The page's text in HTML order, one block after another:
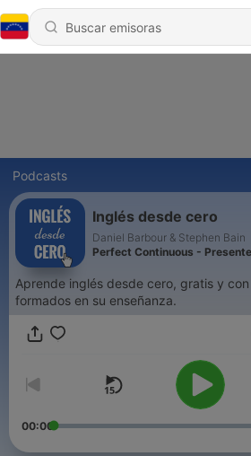
Podcasts
Inglés desde cero
Daniel Barbour & Stephen Bain
Perfect Continuous -
Aprende inglés desde cero, gratis y
formados en su enseñanza.
00:00